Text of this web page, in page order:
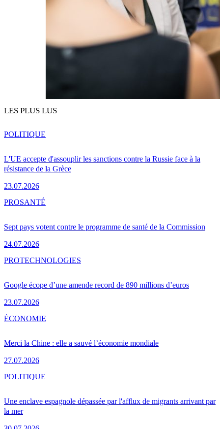
LES PLUS LUS
L'UE accepte d'assouplir les sanctions contre la Russie face à la
résistance de la Grèce
23.07.2026
POLITIQUE
Sept pays votent contre le programme de santé de la Commission
24.07.2026
PROSANTÉ
Google écope d’une amende record de 890 millions d’euros
23.07.2026
PROTECHNOLOGIES
Merci la Chine : elle a sauvé l’économie mondiale
27.07.2026
ÉCONOMIE
Une enclave espagnole dépassée par l'afflux de migrants arrivant par
la mer
POLITIQUE